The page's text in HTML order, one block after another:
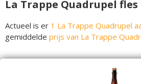
La Trappe Quadrupel fles
Actueel is er 1 La Trappe Quadrupel
gemiddelde prijs van La Trappe